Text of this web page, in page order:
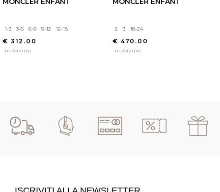
1-3 3-6 6-9 9-12 12-18
€ 312.00
nuovi arrivi
2 3 18-24
€ 470.00
nuovi arrivi